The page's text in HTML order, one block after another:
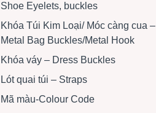
Shoe Eyelets, buckles
Khóa Túi Kim Loại/ Móc càng cua –
Metal Bag Buckles/Metal Hook
Khóa váy – Dress Buckles
Lót quai túi – Straps
Mã màu-Colour Code